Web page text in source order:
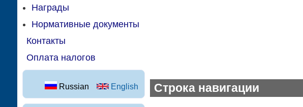
Награды
Нормативные документы
Контакты
Оплата налогов
Строка навигации
Russian English